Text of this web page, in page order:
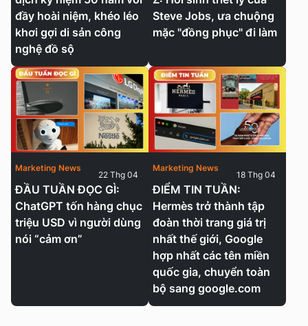
đầy hoài niệm, khéo léo
khơi gợi di sản công
nghệ đồ sộ
Steve Jobs, ưa chuộng
mặc "đồng phục" đi làm
ĐẦU TUẦN ĐỌC GÌ:
ChatGPT tốn hàng chục
triệu USD vì người dùng
nói “cảm ơn”
Marketing News
22 Thg 04
ĐIỂM TIN TUẦN:
Hermès trở thành tập
đoàn thời trang giá trị
nhất thế giới, Google
hợp nhất các tên miền
quốc gia, chuyển toàn
bộ sang google.com
Marketing News
18 Thg 04